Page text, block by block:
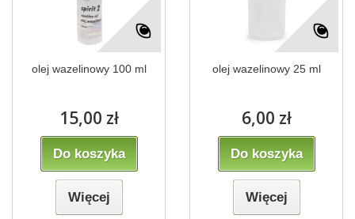
olej wazelinowy 100 ml
15,00 zł
Do koszyka
Więcej
olej wazelinowy 25 ml
6,00 zł
Do koszyka
Więcej